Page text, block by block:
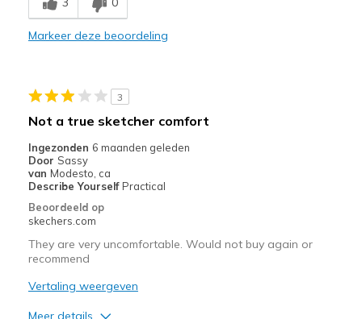
Casual Wear
Travel
Sizing
Feels true to size
View On Shoes
Shoes are for Wearing
Markeer deze beoordeling
3
Not a true sketcher comfort
Ingezonden 6 maanden geleden
Door Sassy
van Modesto, ca
Describe Yourself Practical
Beoordeeld op
skechers.com
They are very uncomfortable. Would not buy again or
recommend
Vertaling weergeven
Meer details